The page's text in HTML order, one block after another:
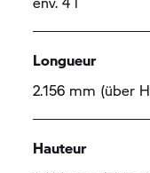
Longueur
2.156 mm (über
Hauteur